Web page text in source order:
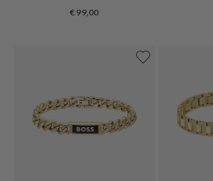
€ 99,00